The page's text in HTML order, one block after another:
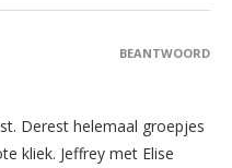
Derest helemaal groepjes
kliek. Jeffrey met Elise
BEANTWOORD